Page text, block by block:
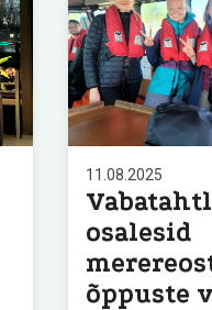
11.08.2025
osalesid
õppuste